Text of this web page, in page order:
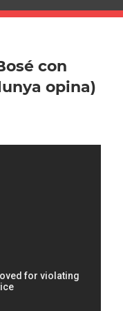
con
opina)